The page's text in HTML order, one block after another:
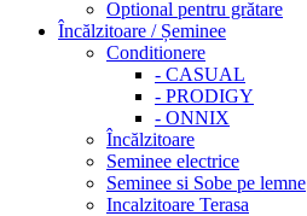
Optional pentru grătare
Încălzitoare / Șeminee
Conditionere
- CASUAL
- PRODIGY
- ONNIX
Încălzitoare
Seminee electrice
Seminee si Sobe pe lemne
Incalzitoare Terasa